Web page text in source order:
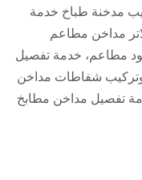
مدخنة طباخ خدمة
مداخن مطاعم
مطاعم، خدمة تفصيل
شفاطات مداخن
تفصيل مداخن مطابخ